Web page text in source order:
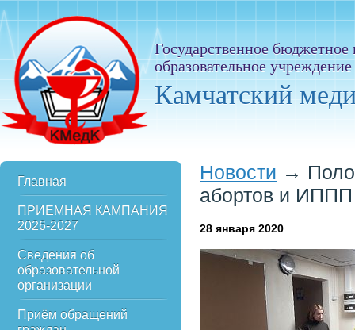
Государственное
образовательное
Камчатский
Главная
ПРИЕМНАЯ КАМПАНИЯ
2026-2027
Сведения об
образовательной
организации
Приём обращений
Новости →
абортов и ИППП
28 января 2020